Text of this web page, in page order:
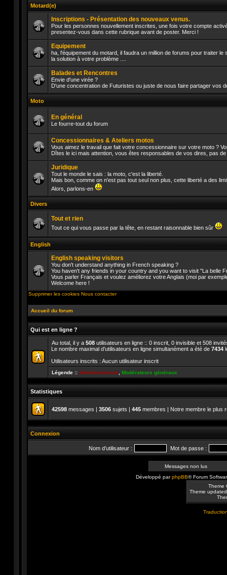
lu
Motard(e)
Aucun
message
non
Inscriptions - Présentation des nouveaux venus.
Pour les personnes nouvellement inscrites, une fois votre compte
presentez-vous dans cette rubrique avant de poster. Merci !
Aucun
message
non
Equipement
ha, l'équipement du motard, il faudra un million de forums pour traiter le
la solution à votre problème ....
Aucun
message
lu
Balades et Rencontres
Envie d'une virée ?
D'une concentration de Futuristes ou juste de nous faire partager vos
Moto
message
non
En général
Le fourre-tout du forum
Aucun
message
non
Concessionnaires & Ateliers motos
Vous aimez le travail que fait votre concessionnaire sur votre moto ?
Dîtes le ici mais attention, vous êtes responsables de vos dires, pas
Aucun
lu
Juridique
Tout le monde le sais : la moto, c'est la liberté.
Mais bon, comme on n'est pas tout seul non plus, cette liberté a des
Alors, parlons-en
Divers
message
non
lu
Tout et rien
Tout ce qui vous passe par la tête, en restant raisonnable bien sûr
English
Aucun
message
non
lu
English speaking visitors
You don't understand anything in French speaking ?
You haven't any friends in your country and you want to visit "La belle
Vous parler Français et voulez améliorez votre Anglais (moi par
Welcome here !
Supprimer les cookies Nous contacter
Accueil du forum
Qui est en ligne ?
Au total, il y a 508 utilisateurs en ligne :: 0 inscrit, 0 invisible et 508
Le nombre maximal d’utilisateurs en ligne simultanément a été de 7434
Utilisateurs inscrits : Aucun utilisateur inscrit
Légende :: Administrateurs Modérateurs généraux
Statistiques
42598 messages | 3506 sujets | 445 membres | Notre membre le plus
Connexion
Nom d’utilisateur : Mot de passe :
Messages non lus
Développé parphpBB® Forum
Theme
Theme